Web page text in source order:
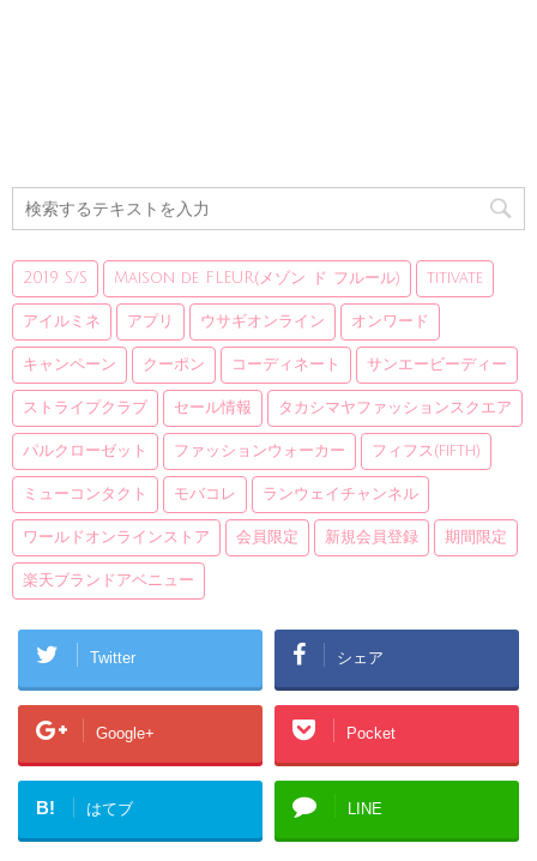
2019 S/S Maison de FLEUR(メゾン ド フルール) titivate
アイルミネ アプリ ウサギオンライン オンワード
キャンペーン クーポン コーディネート サンエービーディー
ストライプクラブ セール情報 タカシマヤファッションスクエア
パルクローゼット ファッションウォーカー フィフス(fifth)
ミューコンタクト モバコレ ランウェイチャンネル
ワールドオンラインストア 会員限定 新規会員登録 期間限定
楽天ブランドアベニュー
Twitter シェア
Google+ Pocket
B! はてブ LINE